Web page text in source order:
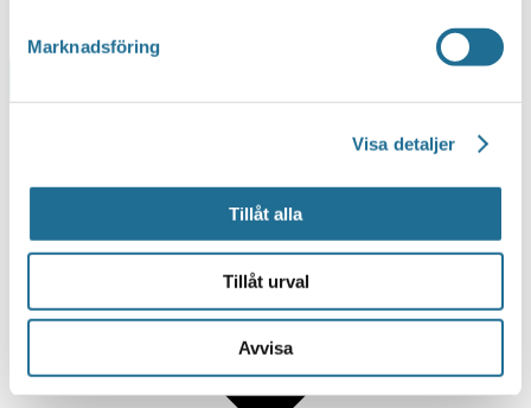
Marknadsföring
Visa detaljer
Tillåt alla
Tillåt urval
Avvisa